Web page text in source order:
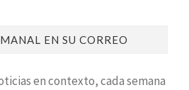
EN SU CORREO
en contexto, cada semana